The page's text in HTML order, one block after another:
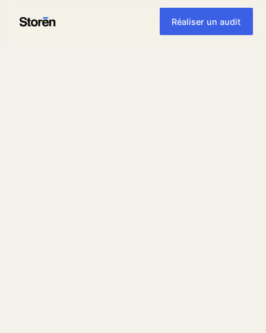
Réaliser un audit